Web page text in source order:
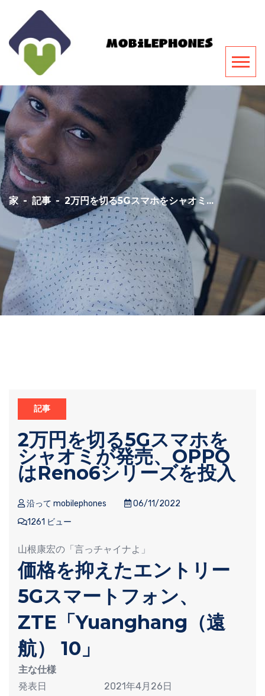
家 - 記事 - 2万円を切る5Gスマホをシャオミ...
記事
2万円を切る5Gスマホを
シャオミが発売、OPPO
はReno6シリーズを投入
沿って mobilephones
06/11/2022
1261 ビュー
山根康宏の「言っチャイナよ」
価格を抑えたエントリー
5Gスマートフォン、
ZTE「Yuanghang（遠
航） 10」
主な仕様
発表日
2021年4月26日